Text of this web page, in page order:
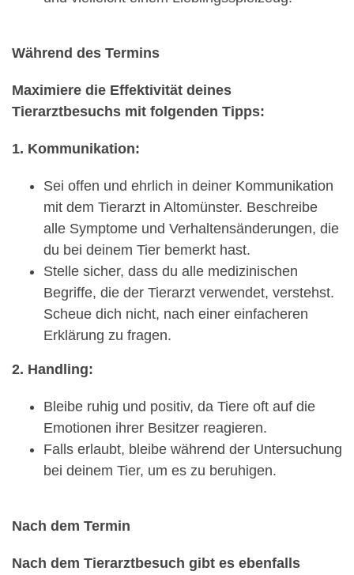
Während des Termins
Maximiere die Effektivität deines
Tierarztbesuchs mit folgenden Tipps:
1. Kommunikation:
Sei offen und ehrlich in deiner Kommunikation
mit dem Tierarzt in Altomünster. Beschreibe
alle Symptome und Verhaltensänderungen, die
du bei deinem Tier bemerkt hast.
Stelle sicher, dass du alle medizinischen
Begriffe, die der Tierarzt verwendet, verstehst.
Scheue dich nicht, nach einer einfacheren
Erklärung zu fragen.
2. Handling:
Bleibe ruhig und positiv, da Tiere oft auf die
Emotionen ihrer Besitzer reagieren.
Falls erlaubt, bleibe während der Untersuchung
bei deinem Tier, um es zu beruhigen.
Nach dem Termin
Nach dem Tierarztbesuch gibt es ebenfalls